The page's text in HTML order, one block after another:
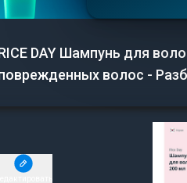
DAY Шампунь для
волос -